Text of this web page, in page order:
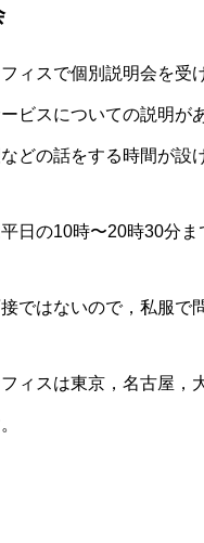
ィスで個別説明会を受
ビスについての説明が
どの話をする時間が設
日の10時〜20時30分ま
ではないので，私服で
ィスは東京，名古屋，